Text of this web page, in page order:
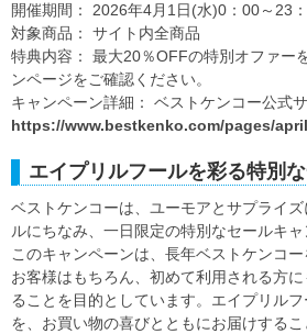
開催期間： 2026年4月1日(水)0：00～23
対象商品： サイト内全商品
特典内容： 最大20％OFFの特別オファー
ンページをご確認ください。
キャンペーン詳細： ベストケンコー公式
https://www.bestkenko.com/pages/
エイプリルフールを彩る特別な
ベストケンコーは、ユーモアとサプライ
ルにちなみ、一日限定の特別なセールキャ
このキャンペーンは、長年ベストケンコ
お客様はもちろん、初めて利用される方
ることを目的としています。エイプリル
を、お買い物の喜びとともにお届けする